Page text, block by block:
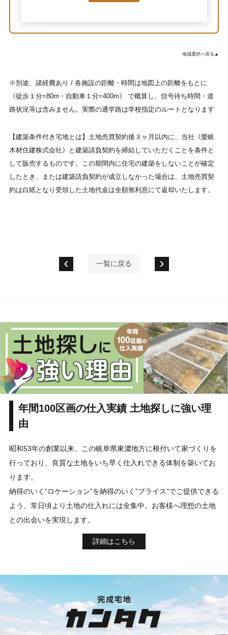
地域選択へ戻る▲
※別途、諸経費あり / 各施設の距離・時間は地図上の距離をもとに
《徒歩１分=80m・自動車１分=400m》 で概算し、信号待ち時間・道
路状況等は含みません。実際の通学路は学校指定のルートとなります
【建築条件付き宅地とは】土地売買契約後３ヶ月以内に、当社《愛岐
木材住建株式会社》と建築請負契約を締結していただくことを条件と
して販売するものです。この期間内に住宅の建築をしないことが確定
したとき、または建築請負契約が成立しなかった場合は、土地売買契
約は白紙となり受領した土地代金は全額無利息にて返却いたします。
chevron_left 一覧に戻る chevron_right
年間100区画の仕入実績 土地探しに強い理
由
昭和53年の創業以来、この岐阜県東濃地方に根付いて家づくりを
行っており、良質な土地をいち早く仕入れできる体制を築いてお
ります。
納得のいく”ロケーション”を納得のいく”プライス”でご提供できる
よう、常日頃より土地の仕入れには全集中。お客様へ理想の土地
との出会いを実現します。
詳細はこちら